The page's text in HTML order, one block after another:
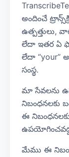
అందించే
ఉత్పత్తులు,
లేదా ఇతర ఏ
లేదా “your”
సంస్థ.
మా సేవలను
నిబంధనలకు
ఈ
మేము ఈ